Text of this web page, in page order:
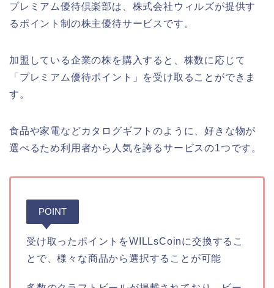
プレミアム優待倶楽部は、株式会社ウィルズが提供す
るポイント制の株主優待サービスです。
加盟している企業の株を購入すると、株数に応じて
「プレミアム優待ポイント」を受け取ることができま
す。
食品や家電などカタログギフトのように、好きな物が
選べるため利用者から人気を誇るサービスの1つです。
POINT
受け取ったポイントをWILLsCoinに交換するこ
とで、様々な商品から選択することが可能